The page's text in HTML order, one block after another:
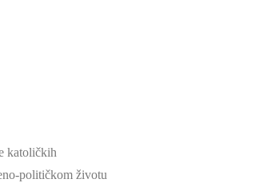
katoličkih
političkom životu